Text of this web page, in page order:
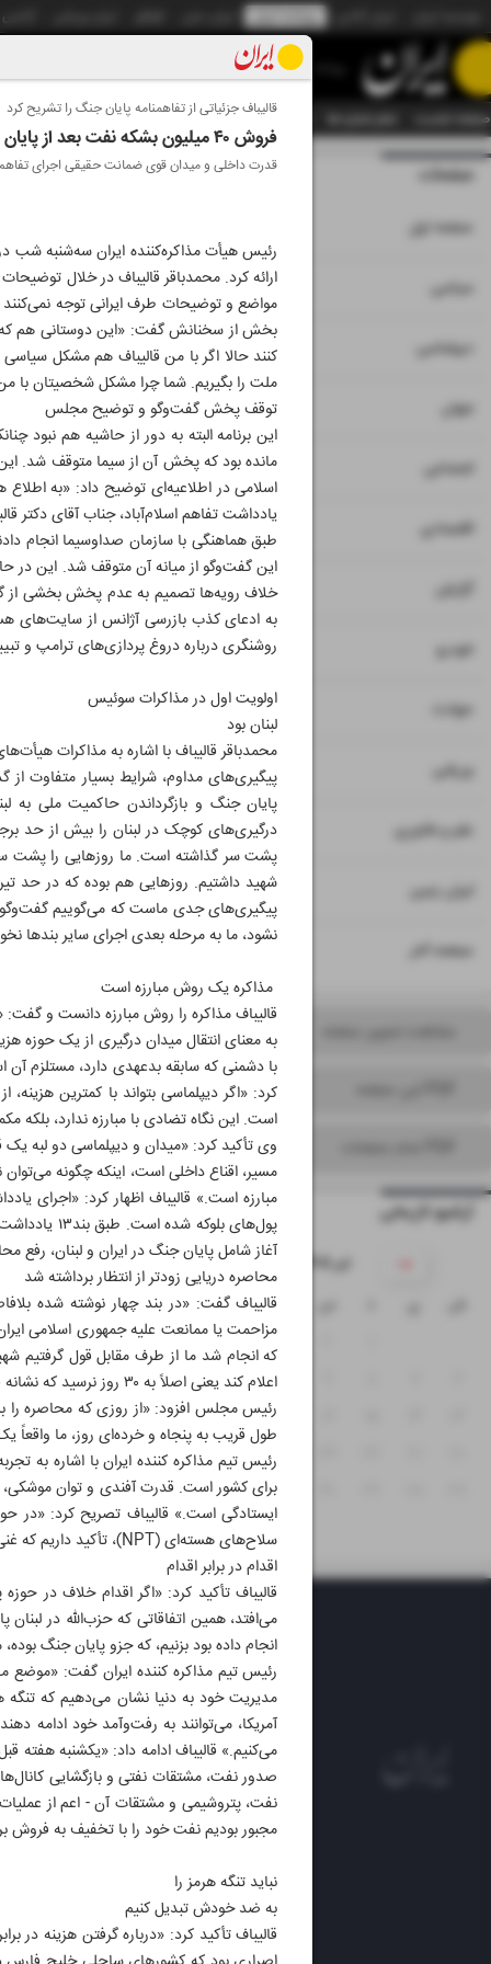
صفحه نخست تمام ویژه نامه ها آرشیو سازمان آگهی‌ها دستیار
قالیباف جزئیاتی از تفاهمنامه پایان جنگ را تشریح کرد
فروش ۴۰ میلیون بشکه نفت بعد از پایان محاصره دریایی
قدرت داخلی و میدان قوی ضمانت حقیقی اجرای
رئیس هیأت مذاکره‌کننده ایران سه‌شنبه شب
ارائه کرد. محمدباقر قالیباف در خلال
مواضع و توضیحات طرف ایرانی توجه نمی‌کنند
بخش از سخنانش گفت: «این دوستانی هم که
کنند حالا اگر با من قالیباف هم مشکل
ملت را بگیریم. شما چرا مشکل شخصیتان با
توقف پخش گفت‌و‌گو و توضیح مجلس
این برنامه البته به دور از حاشیه هم نبود
مانده بود که پخش آن از سیما متوقف شد.
اسلامی در اطلاعیه‌ای توضیح داد: «به
یادداشت تفاهم اسلام‌آباد، جناب آقای دکتر
این گفت‌و‌گو از میانه آن متوقف شد. این در
خلاف رویه‌ها تصمیم به عدم پخش بخشی از
روشنگری درباره دروغ پردازی‌های ترامپ و تبیین
اولویت اول در مذاکرات سوئیس
لبنان بود
محمدباقر قالیباف با اشاره به مذاکرات
پیگیری‌های مداوم، شرایط بسیار متفاوت
پایان جنگ و بازگرداندن حاکمیت ملی به
درگیری‌های کوچک در لبنان را بیش از حد
شهید داشتیم. روزهایی هم بوده که در حد
پیگیری‌های جدی ماست که می‌گوییم گفت‌و‌گوها
نشود، ما به مرحله بعدی اجرای سایر بندها
مذاکره یک روش مبارزه است
قالیباف مذاکره را روش مبارزه دانست و گفت:
به معنای انتقال میدان درگیری از یک حوزه‌
با دشمنی که سابقه‌ بدعهدی دارد، مستلزم
کرد: «اگر دیپلماسی بتواند با کمترین
است. این نگاه تضادی با مبارزه ندارد،
وی تأکید کرد: «میدان و دیپلماسی دو لبه‌
مسیر، اقناع داخلی است، اینکه چگونه
مبارزه است.» قالیباف اظهار کرد: «اجرای
آغاز شامل پایان جنگ در ایران و لبنان،
محاصره دریایی زودتر از انتظار برداشته شد
قالیباف گفت: «در بند چهار نوشته شده
که انجام‌ شد ما از طرف مقابل قول گرفتیم
اعلام کند یعنی اصلاً به ۳۰ روز نرسید که نشانه قدرت میدان و قدرت دیپلماسی است.»
طول قریب به پنجاه و خرده‌ای روز، ما
رئیس تیم مذاکره کننده ایران با اشاره به
برای کشور است. قدرت آفندی و توان موشکی،
ایستادگی است.» قالیباف تصریح کرد: «در
سلاح‌های هسته‌ای (NPT)، تأکید داریم که غنی‌سازی حق مسلم ماست.»
اقدام در برابر اقدام
قالیباف تأکید کرد: «اگر اقدام خلاف در
می‌افتد، همین اتفاقاتی که حزب‌الله در
انجام داده بود بزنیم، که جزو پایان جنگ
رئیس تیم مذاکره کننده ایران گفت: «موضع
مدیریت خود به دنیا نشان می‌دهیم که
آمریکا، می‌توانند به رفت‌وآمد خود ادامه
صدور نفت، مشتقات نفتی و بازگشایی
نفت، پتروشیمی و مشتقات آن - اعم از
مجبور بودیم نفت خود را با تخفیف به فروش
نباید تنگه هرمز را
به ضد خودش تبدیل کنیم
صفحات
صفحه اول
سیاسی ۲ ۳ ۱۵
دیپلماسی ۴
جهان ۵
اجتماعی ۶
اقتصادی ۷
گزارش ۹
خودرو ۱۰
حوادث ۱۱
ورزشی ۱۲
علم و فناوری ۱۳
ایران زمین ۱۴
صفحه آخر ۱۶
آرشیو تاریخی
۱۴۰۵ تیر
پ ج
۴
۵
۱۱
۱۲
۱۸
۱۹
۲۴ ۲۵
۲۶
۳۱
شماره نه هزار و
الوفاق